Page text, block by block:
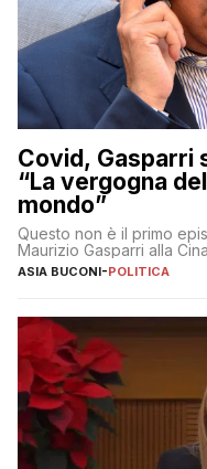
Covid, Gasparri
“La vergogna
mondo”
Questo non è il primo
Maurizio Gasparri alla
ASIA BUCONI-POLITICA